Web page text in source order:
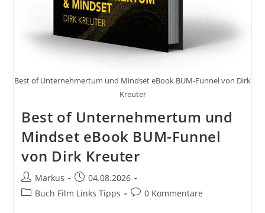
Best of Unternehmertum und Mindset eBook BUM-Funnel von Dirk
Kreuter
Best of Unternehmertum und
Mindset eBook BUM-Funnel
von Dirk Kreuter
Beitrags-
Autor:
Markus
Beitrag
veröffentlicht:
04.08.2026
Beitrags-
Buch Film Links Tipps
Beitrags-
0 Kommentare